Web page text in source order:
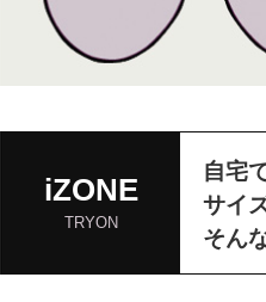
iZONE
TRYON
自宅
サイ
そん